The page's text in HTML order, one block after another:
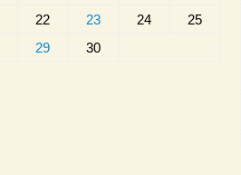
22 23 24
25
29
30